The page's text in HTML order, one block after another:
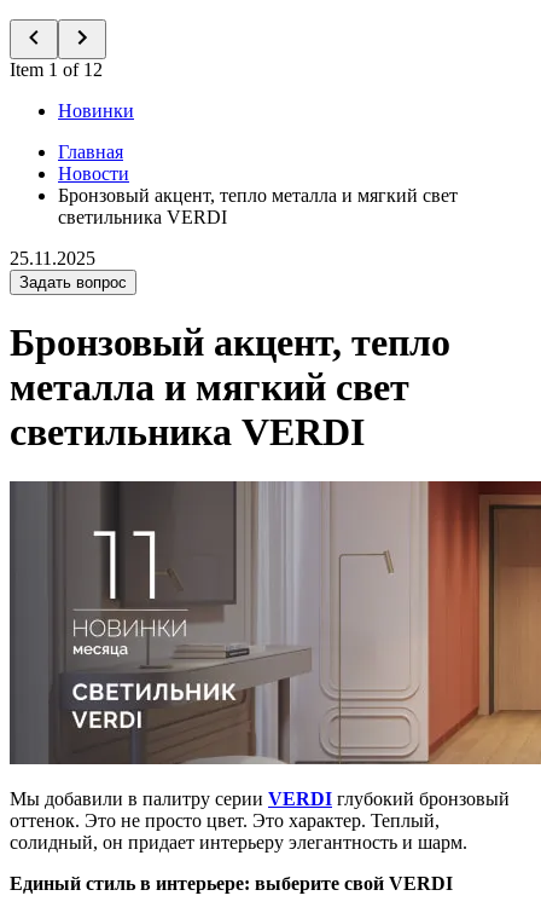
Item 1 of 12
Новинки
Главная
Новости
Бронзовый акцент, тепло металла и мягкий свет
светильника VERDI
25.11.2025
Задать вопрос
Бронзовый акцент, тепло
металла и мягкий свет
светильника VERDI
Мы добавили в палитру серии VERDI глубокий бронзовый
оттенок. Это не просто цвет. Это характер. Теплый,
солидный, он придает интерьеру элегантность и шарм.
Единый стиль в интерьере: выберите свой VERDI